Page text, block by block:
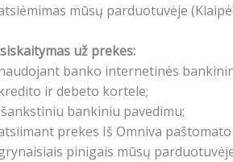
mūsų parduotuvėje
už prekes:
banko internetinės
ir debeto kortele;
bankiniu pavedimu;
prekes Iš Omniva
pinigais mūsų